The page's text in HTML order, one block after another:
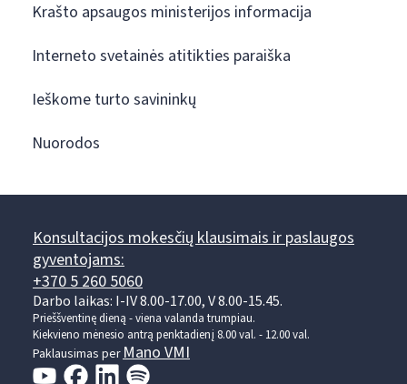
Krašto apsaugos ministerijos informacija
Interneto svetainės atitikties paraiška
Ieškome turto savininkų
Nuorodos
Konsultacijos mokesčių klausimais ir paslaugos
gyventojams:
+370 5 260 5060
Darbo laikas: I-IV 8.00-17.00, V 8.00-15.45.
Prieššventinę dieną - viena valanda trumpiau.
Kiekvieno mėnesio antrą penktadienį 8.00 val. - 12.00 val.
Paklausimas perMano VMI